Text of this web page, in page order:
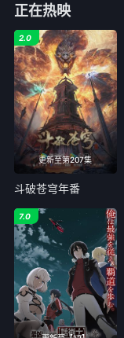
正在热映
更新至第207集
2.0
斗破苍穹年番
7.0